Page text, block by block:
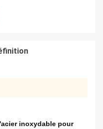
inoxydable pour